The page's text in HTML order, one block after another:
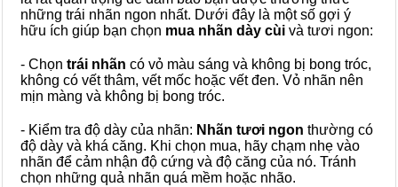
những trái nhãn ngon nhất. Dưới đây là một số gợi ý
hữu ích giúp bạn chọn mua nhãn dày cùi và tươi ngon:
- Chọn trái nhãn có vỏ màu sáng và không bị bong tróc,
không có vết thâm, vết mốc hoặc vết đen. Vỏ nhãn nên
mịn màng và không bị bong tróc.
- Kiểm tra độ dày của nhãn: Nhãn tươi ngon thường có
độ dày và khá căng. Khi chọn mua, hãy chạm nhẹ vào
nhãn để cảm nhận độ cứng và độ căng của nó. Tránh
chọn những quả nhãn quá mềm hoặc nhão.